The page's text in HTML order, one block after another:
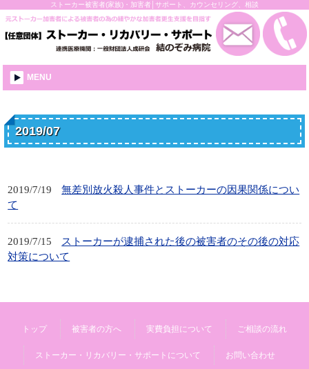
ストーカー被害者(家族)・加害者│サポート、カウンセリング、相談
MENU
2019/07
2019/7/19
無差別放火殺人事件とストーカーの因果関係につい
て
2019/7/15
ストーカーが逮捕された後の被害者のその後の対応
対策について
トップ 被害者の方へ 実費負担について ご相談の流れ
ストーカー・リカバリー・サポートについて お問い合わせ